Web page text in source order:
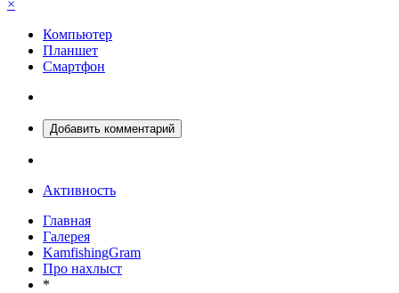
×
Компьютер
Планшет
Смартфон
Добавить комментарий
Активность
Главная
Галерея
KamfishingGram
Про нахлыст
*